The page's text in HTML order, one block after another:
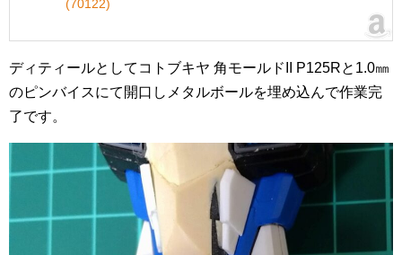
(70122)
ディティールとしてコトブキヤ 角モールドII P125Rと1.0㎜
のピンバイスにて開口しメタルボールを埋め込んで作業完
了です。